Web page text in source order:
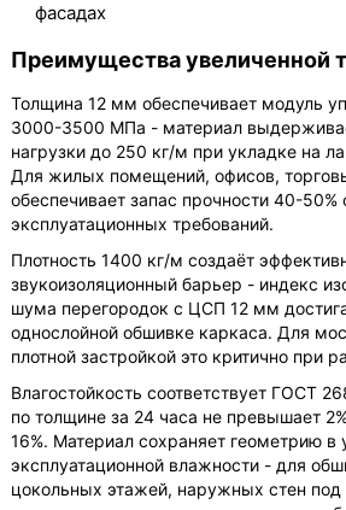
фасадах
Преимущества увеличенной
Толщина 12 мм обеспечивает модуль
3000-3500 МПа - материал
нагрузки до 250 кг/м при укладке на
Для жилых помещений, офисов,
обеспечивает запас прочности 40-50%
эксплуатационных требований.
Плотность 1400 кг/м создаёт
звукоизоляционный барьер - индекс
шума перегородок с ЦСП 12 мм
однослойной обшивке каркаса. Для
плотной застройкой это критично при
Влагостойкость соответствует ГОСТ
по толщине за 24 часа не превышает
16%. Материал сохраняет геометрию в
эксплуатационной влажности - для
цокольных этажей, наружных стен под